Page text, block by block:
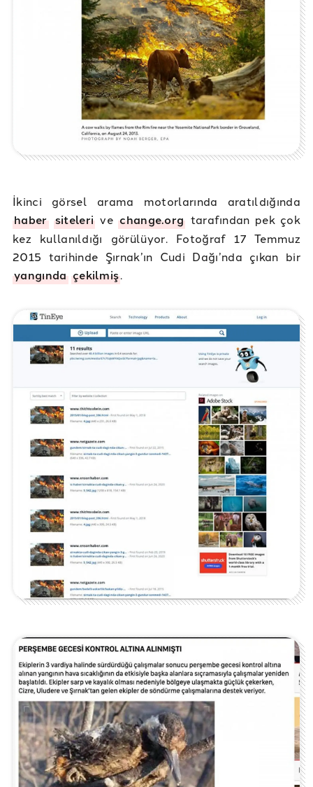
İkinci görsel arama motorlarında aratıldığında
haber siteleri vechange.org tarafından pek çok
kez kullanıldığı görülüyor. Fotoğraf 17 Temmuz
2015 tarihinde Şırnak’ın Cudi Dağı’nda çıkan bir
yangında çekilmiş.